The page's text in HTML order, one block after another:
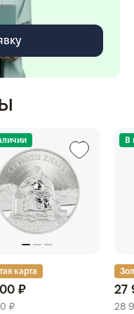
карта
₽
₽
В
27
28